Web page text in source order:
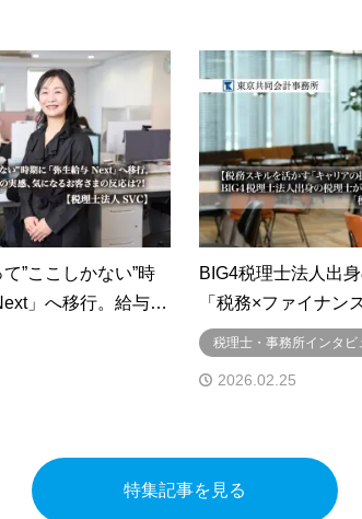
”ここしかない”時
」へ移行。給与…
BIG4税理士法人出
「税務×ファイナ
税理士・事務所インタビ
2026.02.25
特集記事を見る